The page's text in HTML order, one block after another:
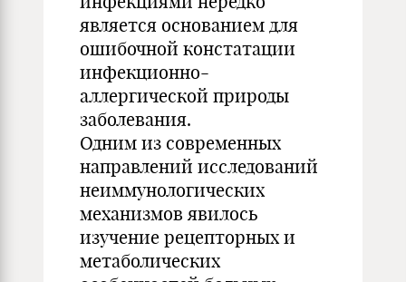
является основанием для
ошибочной констатации
инфекционно-
аллергической природы
заболевания.
Одним из современных
направлений исследований
неиммунологических
механизмов явилось
изучение рецепторных и
метаболических